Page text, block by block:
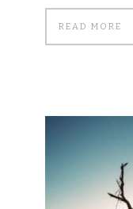
READ MORE